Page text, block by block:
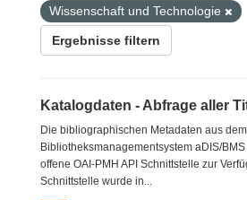
Wissenschaft und Technologie
Ergebnisse filtern
Katalogdaten - Abfrage aller
Die bibliographischen Metadaten aus dem
Bibliotheksmanagementsystem aDIS/
offene OAI-PMH API Schnittstelle zur
Schnittstelle wurde in...